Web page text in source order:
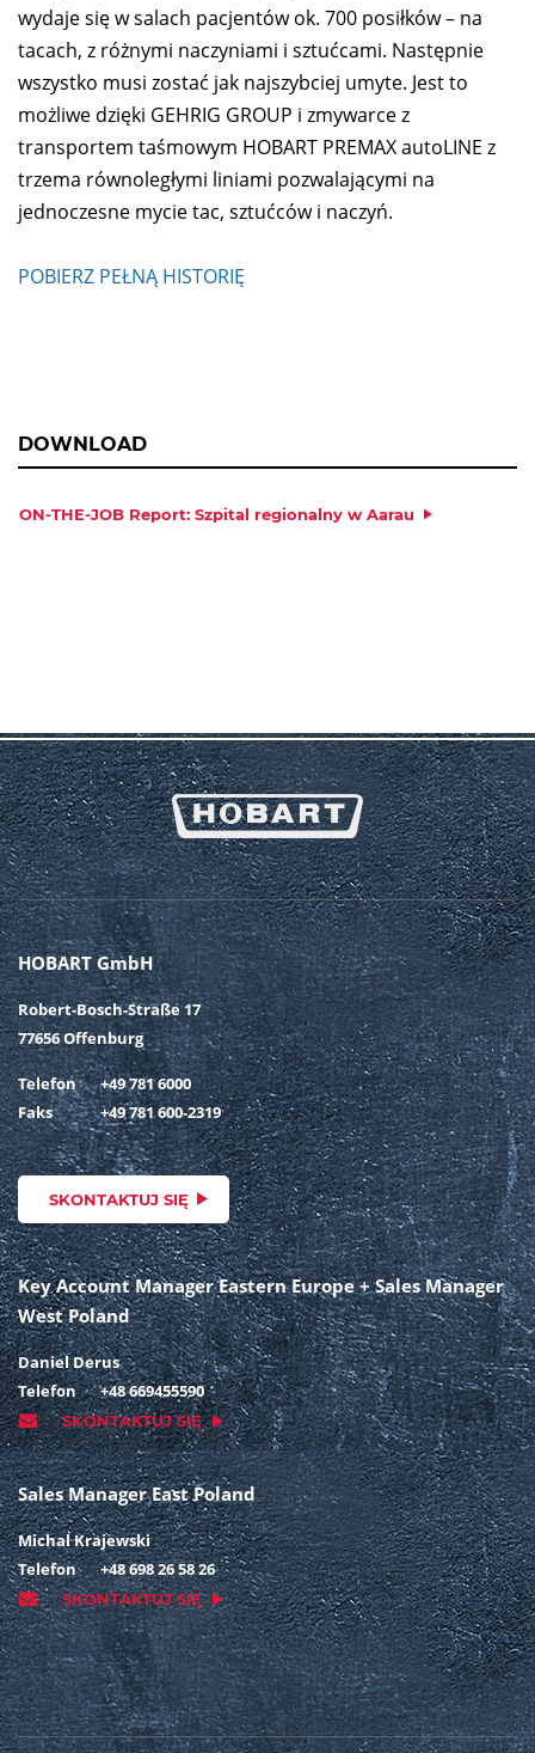
wydaje się w salach pacjentów ok. 700 posiłków – na
tacach, z różnymi naczyniami i sztućcami. Następnie
wszystko musi zostać jak najszybciej umyte. Jest to
możliwe dzięki GEHRIG GROUP i zmywarce z
transportem taśmowym HOBART PREMAX autoLINE z
trzema równoległymi liniami pozwalającymi na
jednoczesne mycie tac, sztućców i naczyń.
POBIERZ PEŁNĄ HISTORIĘ
DOWNLOAD
ON-THE-JOB Report: Szpital regionalny w Aarau
HOBART GmbH
Robert-Bosch-Straße 17
77656 Offenburg
Telefon
+49 781 6000
Faks
+49 781 600-2319
SKONTAKTUJ SIĘ
Key Account Manager Eastern Europe + Sales Manager
West Poland
Daniel Derus
Telefon
+48 669455590
SKONTAKTUJ SIĘ
Sales Manager East Poland
Michal Krajewski
Telefon
+48 698 26 58 26
SKONTAKTUJ SIĘ